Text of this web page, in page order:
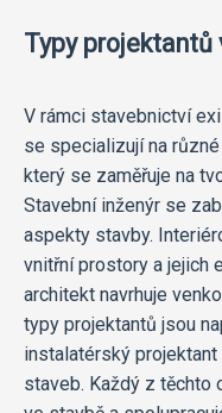
Typy
V rámci stavebnictví
se specializují na
který se zaměřuje na
Stavební inženýr se
aspekty stavby.
vnitřní prostory a jejich
architekt navrhuje
typy projektantů jsou
instalatérský
staveb. Každý z těchto